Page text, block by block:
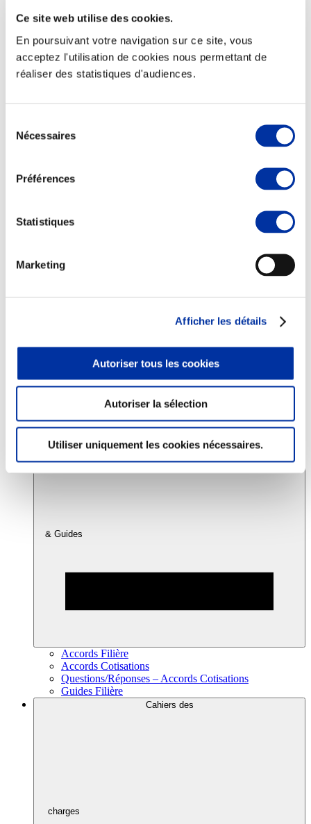
Ce site web utilise des cookies.
En poursuivant votre navigation sur ce site, vous
acceptez l'utilisation de cookies nous permettant de
réaliser des statistiques d'audiences.
Nécessaires
Préférences
Statistiques
Marketing
Afficher les détails
Autoriser tous les cookies
Autoriser la sélection
Utiliser uniquement les cookies nécessaires.
Elevage
Consommation
Sécurité sanitaire
Juste rémunération et attractivité des métiers
Info-veille scientifique
Accords
& Guides
Accords Filière
Accords Cotisations
Questions/Réponses – Accords Cotisations
Guides Filière
Cahiers des
charges